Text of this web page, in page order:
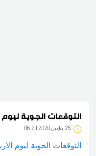
التوقعات الجوية ليوم
25 06:21 2020 مارس